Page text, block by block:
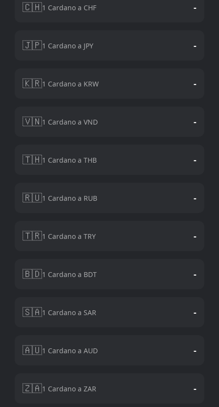
🇨🇭1 Cardano a CHF -
🇯🇵1 Cardano a JPY -
🇰🇷1 Cardano a KRW -
🇻🇳1 Cardano a VND -
🇹🇭1 Cardano a THB -
🇷🇺1 Cardano a RUB -
🇹🇷1 Cardano a TRY -
🇧🇩1 Cardano a BDT -
🇸🇦1 Cardano a SAR -
🇦🇺1 Cardano a AUD -
🇿🇦1 Cardano a ZAR -